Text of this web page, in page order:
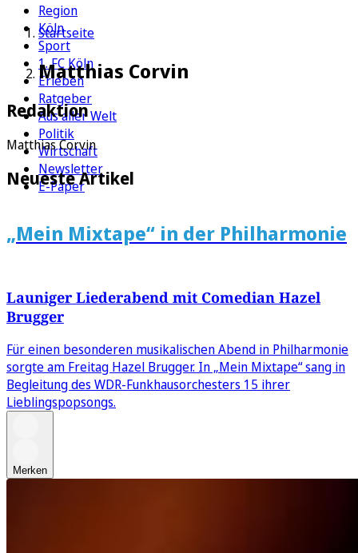
Region
Köln
Sport
1. FC Köln
Erleben
Ratgeber
Aus aller Welt
Politik
Wirtschaft
Newsletter
E-Paper
Startseite
Matthias Corvin
Redaktion
Matthias Corvin
Neueste Artikel
„Mein Mixtape“ in der Philharmonie
Launiger Liederabend mit Comedian Hazel
Brugger
Für einen besonderen musikalischen Abend in Philharmonie
sorgte am Freitag Hazel Brugger. In „Mein Mixtape“ sang in
Begleitung des WDR-Funkhausorchesters 15 ihrer
Lieblingspopsongs.
Merken